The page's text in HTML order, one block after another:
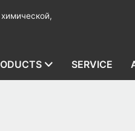
SERVICE